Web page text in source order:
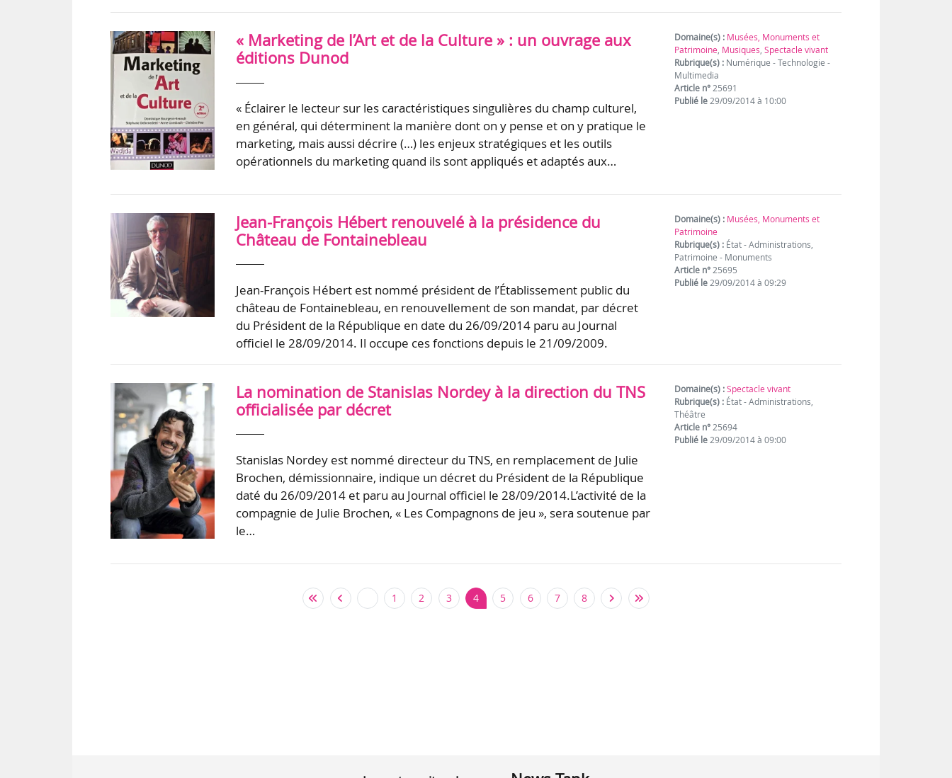
« Marketing de l’Art et de la Culture » : un ouvrage aux
éditions Dunod
« Éclairer le lecteur sur les caractéristiques singulières du champ culturel,
en général, qui déterminent la manière dont on y pense et on y pratique le
marketing, mais aussi décrire (…) les enjeux stratégiques et les outils
opérationnels du marketing quand ils sont appliqués et adaptés aux…
Domaine(s) : Musées, Monuments et
Patrimoine, Musiques,Spectacle vivant
Rubrique(s) : Numérique - Technologie -
Multimedia
Article n°25691
Publié le29/09/2014 à 10:00
Jean-François Hébert renouvelé à la présidence du
Château de Fontainebleau
Jean-François Hébert est nommé président de l’Établissement public du
château de Fontainebleau, en renouvellement de son mandat, par décret
du Président de la République en date du 26/09/2014 paru au Journal
officiel le 28/09/2014. Il occupe ces fonctions depuis le 21/09/2009.
Domaine(s) : Musées, Monuments et
Patrimoine
Rubrique(s) : État - Administrations,
Patrimoine - Monuments
Article n°25695
Publié le29/09/2014 à 09:29
La nomination de Stanislas Nordey à la direction du TNS
officialisée par décret
Stanislas Nordey est nommé directeur du TNS, en remplacement de Julie
Brochen, démissionnaire, indique un décret du Président de la République
daté du 26/09/2014 et paru au Journal officiel le 28/09/2014.L’activité de la
compagnie de Julie Brochen, « Les Compagnons de jeu », sera soutenue par
le…
Domaine(s) : Spectacle vivant
Rubrique(s) : État - Administrations,
Théâtre
Article n°25694
Publié le29/09/2014 à 09:00
1 2 3 4 5 6 7 8